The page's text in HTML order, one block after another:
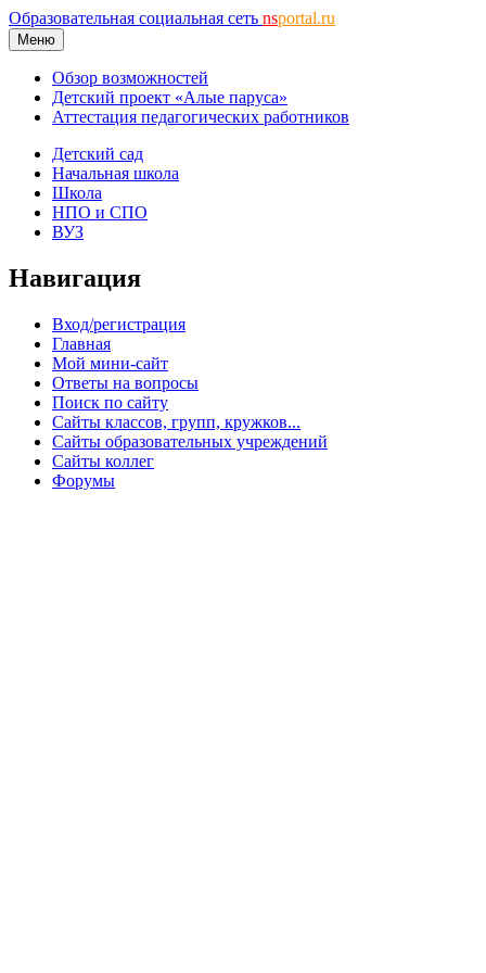
Образовательная социальная сеть nsportal.ru
Меню
Обзор возможностей
Детский проект «Алые паруса»
Аттестация педагогических работников
Детский сад
Начальная школа
Школа
НПО и СПО
ВУЗ
Навигация
Вход/регистрация
Главная
Мой мини-сайт
Ответы на вопросы
Поиск по сайту
Сайты классов, групп, кружков...
Сайты образовательных учреждений
Сайты коллег
Форумы